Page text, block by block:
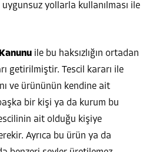
yollarla kullanılması ile
ile bu haksızlığın ortadan
getirilmiştir. Tescil kararı ile
ve ürününün kendine ait
bir kişi ya da kurum bu
ait olduğu kişiye
Ayrıca bu ürün ya da